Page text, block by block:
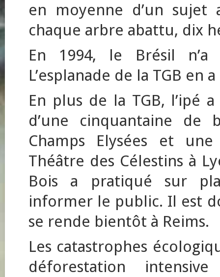
en moyenne d’un
chaque arbre abattu, dix
En 1994, le Brésil
L’esplanade de la TGB en
En plus de la TGB, l’ipé
d’une cinquantaine de
Champs Elysées et
Théâtre des Célestins à
Bois a pratiqué sur
informer le public. Il est
se rende bientôt à Reims.
Les catastrophes
déforestation